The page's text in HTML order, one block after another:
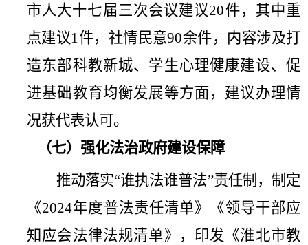
市人大十七届三次会议建议20件，其中重
点建议1件，社情民意90余件，内容涉及打
造东部科教新城、学生心理健康建设、促
进基础教育均衡发展等方面，建议办理情
况获代表认可。
（七）强化法治政府建设保障
推动落实“谁执法谁普法”责任制，制定
《2024年度普法责任清单》《领导干部应
知应会法律法规清单》，印发《淮北市教